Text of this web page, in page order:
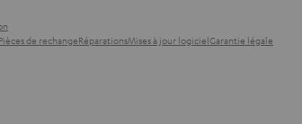
Pièces de rechangeRéparationsMises à jour logicielGarantie légale